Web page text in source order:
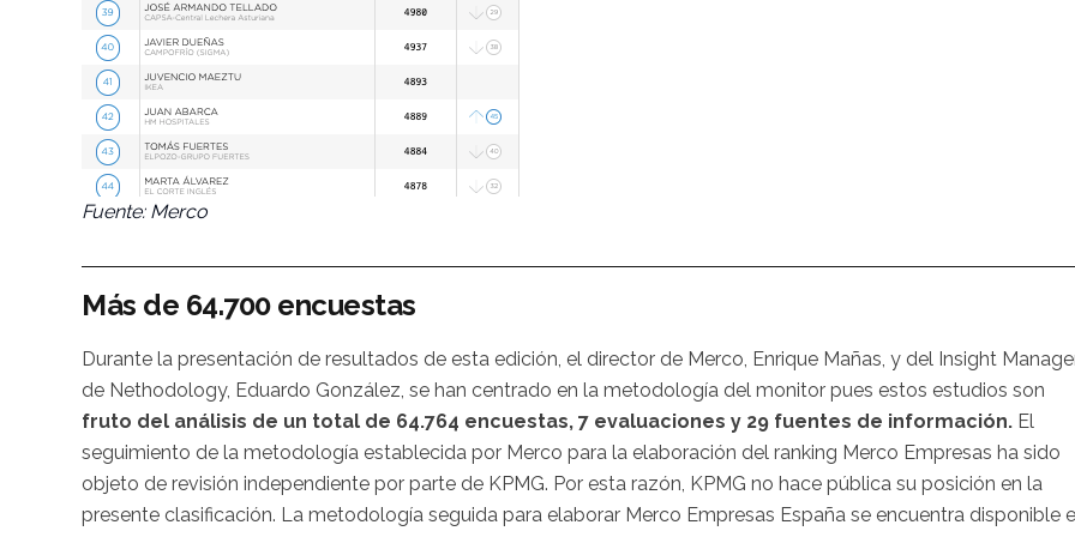
Fuente: Merco
Más de 64.700 encuestas
Durante la presentación de resultados de esta edición, el director de Merco, Enrique Mañas, y del Insight
de Nethodology, Eduardo González, se han centrado en la metodología del monitor pues estos estudios son
fruto del análisis de un total de 64.764 encuestas, 7 evaluaciones y 29 fuentes de información. El
seguimiento de la metodología establecida por Merco para la elaboración del ranking Merco Empresas ha sido
objeto de revisión independiente por parte de KPMG. Por esta razón, KPMG no hace pública su posición en la
presente clasificación. La metodología seguida para elaborar Merco Empresas España se encuentra disponible